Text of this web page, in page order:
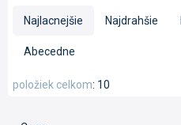
i
Najlacnejšie Najdrahšie
Abecedne
10
položiek celkom